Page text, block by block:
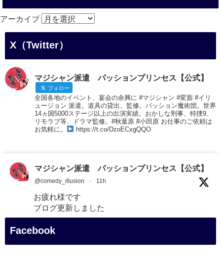
アーカイブ
X（Twitter）
マジシャン派遣 パッションプリンセス【公式】
フォロー
全国各地のイベント、宴会の余興に #マジシャン #変面 #イリ
ュージョン 派遣。道具の貸出、監修。パッション魔術団。世界
14ヵ国5000ステージ以上の出演実績。おかしな刑事、特捜9、
リモラブ等、ドラマ監修。#秋葉原 #小田原 お仕事のご依頼は
お気軽に。
https://t.co/DzoECxgQQO
マジシャン派遣 パッションプリンセス【公式】
@comedy_illusion · 11h
お疲れ様です
ブログ更新しました
「マジシャン和歌山旅 白浜町・白良湯」
Facebook